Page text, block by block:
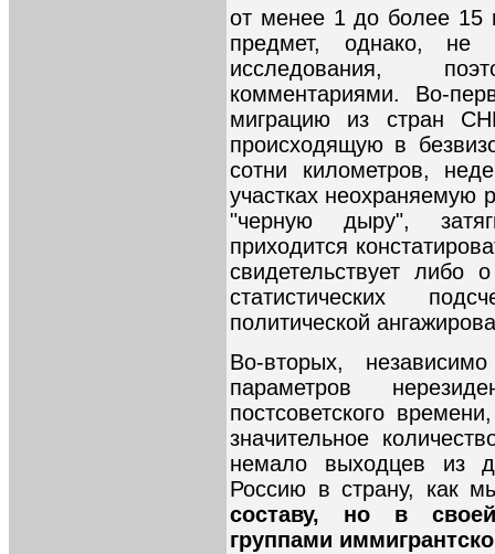
от менее 1 до более 15
предмет, однако, не
исследования,
комментариями. Во-
миграцию из стран
происходящую в
сотни километров,
участках неохраняемую
"черную дыру",
приходится
свидетельствует либо
статистических
политической
Во-вторых,
параметров
постсоветского
значительное
немало выходцев из
Россию в страну, как
составу, но в
группами